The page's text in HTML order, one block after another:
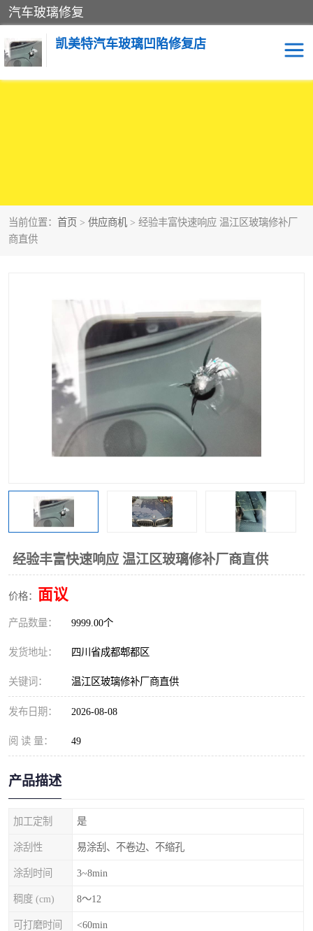
汽车玻璃修复
凯美特汽车玻璃凹陷修复店
当前位置： 首页 > 供应商机 > 经验丰富快速响应 温江区玻璃修补厂
商直供
经验丰富快速响应 温江区玻璃修补厂商直供
价格： 面议
产品数量： 9999.00个
发货地址： 四川省成都郫都区
关键词： 温江区玻璃修补厂商直供
发布日期： 2026-08-08
阅 读 量： 49
产品描述
加工定制 是
涂刮性 易涂刮、不卷边、不缩孔
涂刮时间 3~8min
稠度 (cm) 8～12
可打磨时间 <60min